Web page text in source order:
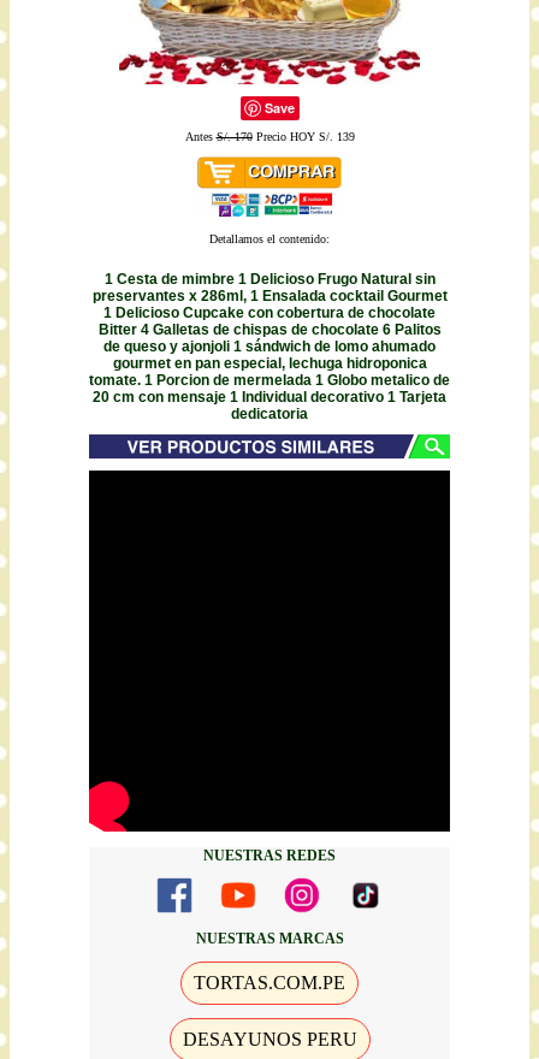
Save
AntesS/. 170Precio HOY S/. 139
Detallamos el contenido:
1 Cesta de mimbre 1 Delicioso Frugo Natural sin
preservantes x 286ml, 1 Ensalada cocktail Gourmet
1 Delicioso Cupcake con cobertura de chocolate
Bitter 4 Galletas de chispas de chocolate 6 Palitos
de queso y ajonjoli 1 sándwich de lomo ahumado
gourmet en pan especial, lechuga hidroponica
tomate. 1 Porcion de mermelada 1 Globo metalico de
20 cm con mensaje 1 Individual decorativo 1 Tarjeta
dedicatoria
NUESTRAS REDES
NUESTRAS MARCAS
TORTAS.COM.PE
DESAYUNOS PERU